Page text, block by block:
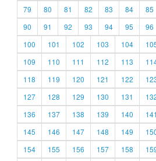
79
80 81 82 83 84 85
90
91 92 93 94 95 96
100
101 102 103 104
109
110 111 112 113
118
119 120 121 122
127
128 129 130 131
136
137 138 139 140 141
145
146 147 148 149
154
155 156 157 158